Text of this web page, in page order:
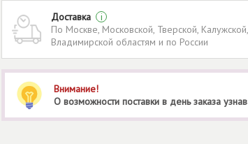
Доставка
i
По Москве, Московской, Тверской,
Владимирской областям и по России
Внимание!
О возможности поставки в день заказа